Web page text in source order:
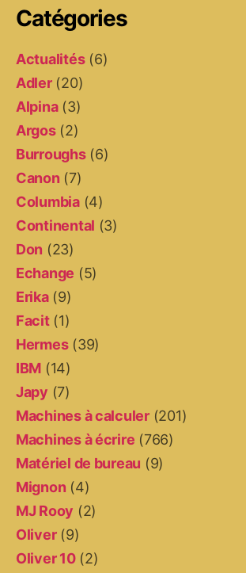
Catégories
Actualités(6)
Adler(20)
Alpina(3)
Argos(2)
Burroughs(6)
Canon (7)
Columbia(4)
Continental (3)
Don (23)
Echange (5)
Erika(9)
Facit(1)
Hermes(39)
IBM (14)
Japy (7)
Machines à calculer(201)
Machines à écrire (766)
Matériel de bureau (9)
Mignon (4)
MJ Rooy (2)
Oliver(9)
Oliver 10(2)